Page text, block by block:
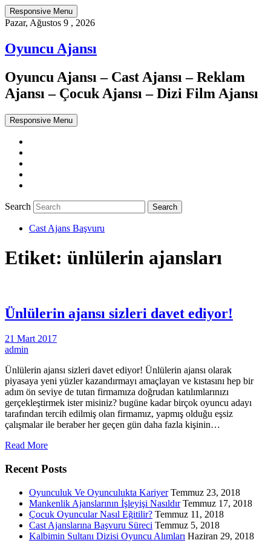
Responsive Menu
Pazar, Ağustos 9 , 2026
Oyuncu Ajansı
Oyuncu Ajansı – Cast Ajansı – Reklam
Ajansı – Çocuk Ajansı – Dizi Film Ajansı
Responsive Menu
Search
Cast Ajans Başvuru
Etiket: ünlülerin ajansları
Ünlülerin ajansı sizleri davet ediyor!
21 Mart 2017
admin
Ünlülerin ajansı sizleri davet ediyor! Ünlülerin ajansı olarak
piyasaya yeni yüzler kazandırmayı amaçlayan ve kıstasını hep bir
adım ön seviye de tutan firmamıza doğrudan katılımlarınızı
gerçekleştirmek ister misiniz? bugüne kadar birçok oyuncu adayı
tarafından tercih edilmiş olan firmamız, yapmış olduğu eşsiz
çalışmalar ile beraber her geçen gün daha fazla kişinin…
Read More
Recent Posts
Oyunculuk Ve Oyunculukta Kariyer Temmuz 23, 2018
Mankenlik Ajanslarının İşleyişi Nasıldır Temmuz 17, 2018
Çocuk Oyuncular Nasıl Eğitilir? Temmuz 11, 2018
Cast Ajanslarına Başvuru Süreci Temmuz 5, 2018
Kalbimin Sultanı Dizisi Oyuncu Alımları Haziran 29, 2018